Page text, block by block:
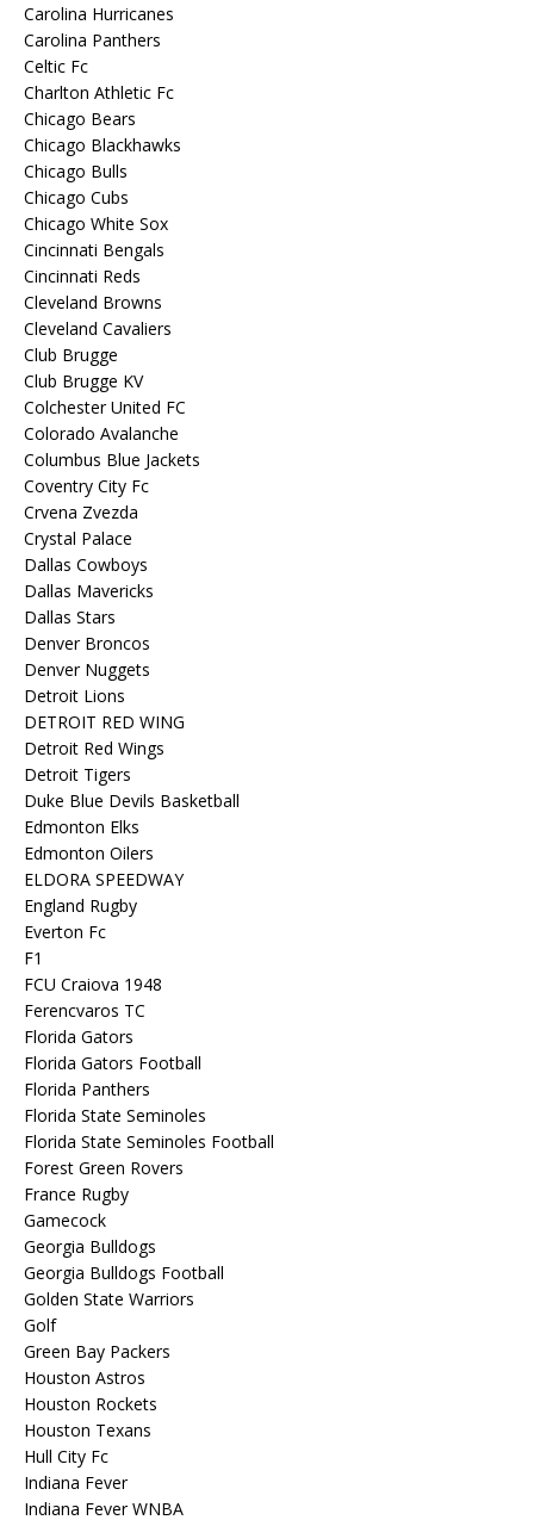
Carolina Hurricanes
Carolina Panthers
Celtic Fc
Charlton Athletic Fc
Chicago Bears
Chicago Blackhawks
Chicago Bulls
Chicago Cubs
Chicago White Sox
Cincinnati Bengals
Cincinnati Reds
Cleveland Browns
Cleveland Cavaliers
Club Brugge
Club Brugge KV
Colchester United FC
Colorado Avalanche
Columbus Blue Jackets
Coventry City Fc
Crvena Zvezda
Crystal Palace
Dallas Cowboys
Dallas Mavericks
Dallas Stars
Denver Broncos
Denver Nuggets
Detroit Lions
DETROIT RED WING
Detroit Red Wings
Detroit Tigers
Duke Blue Devils Basketball
Edmonton Elks
Edmonton Oilers
ELDORA SPEEDWAY
England Rugby
Everton Fc
F1
FCU Craiova 1948
Ferencvaros TC
Florida Gators
Florida Gators Football
Florida Panthers
Florida State Seminoles
Florida State Seminoles Football
Forest Green Rovers
France Rugby
Gamecock
Georgia Bulldogs
Georgia Bulldogs Football
Golden State Warriors
Golf
Green Bay Packers
Houston Astros
Houston Rockets
Houston Texans
Hull City Fc
Indiana Fever
Indiana Fever WNBA